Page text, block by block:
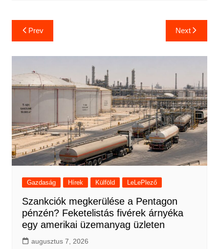
Bejegyzés
navigáció
Prev Next
Gazdaság Hírek Külföld LeLePlező
Szankciók megkerülése a Pentagon
pénzén? Feketelistás fivérek árnyéka
egy amerikai üzemanyag üzleten
augusztus 7, 2026